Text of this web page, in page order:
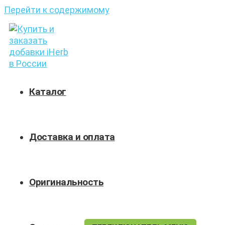
Перейти к содержимому
Каталог
Доставка и оплата
Оригинальность